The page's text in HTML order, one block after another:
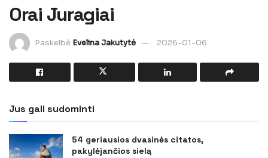
Orai Juragiai
Paskelbė Evelina Jakutytė 2026-01-06
Jus gali sudominti
54 geriausios dvasinės citatos,
pakylėjančios sielą